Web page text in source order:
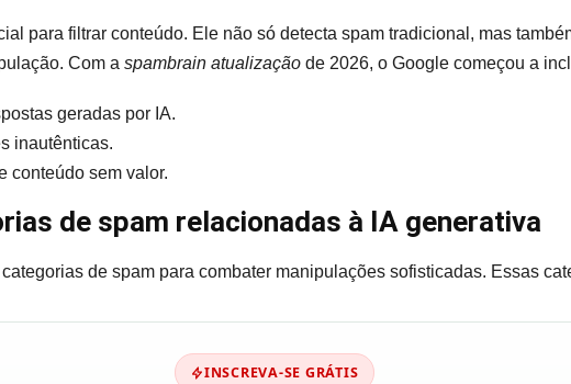
para filtrar conteúdo. Ele não só detecta spam tradicional, mas
Com a spambrain atualizaçãode 2026, o Google começou a
geradas por IA.
inautênticas.
conteúdo sem valor.
de spam relacionadas à IA generativa
categorias de spam para combater manipulações sofisticadas. Essas
INSCREVA-SE GRÁTIS